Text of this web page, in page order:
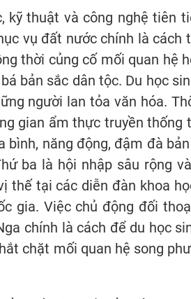
thuật và công nghệ tiên
vụ đất nước chính là cách
thời củng cố mối quan hệ
bản sắc dân tộc. Du học
người lan tỏa văn hóa.
gian ẩm thực truyền thống
năng động, đậm đà
ba là hội nhập sâu rộng
thế tại các diễn đàn khoa
gia. Việc chủ động đối
chính là cách để du học
chặt mối quan hệ song